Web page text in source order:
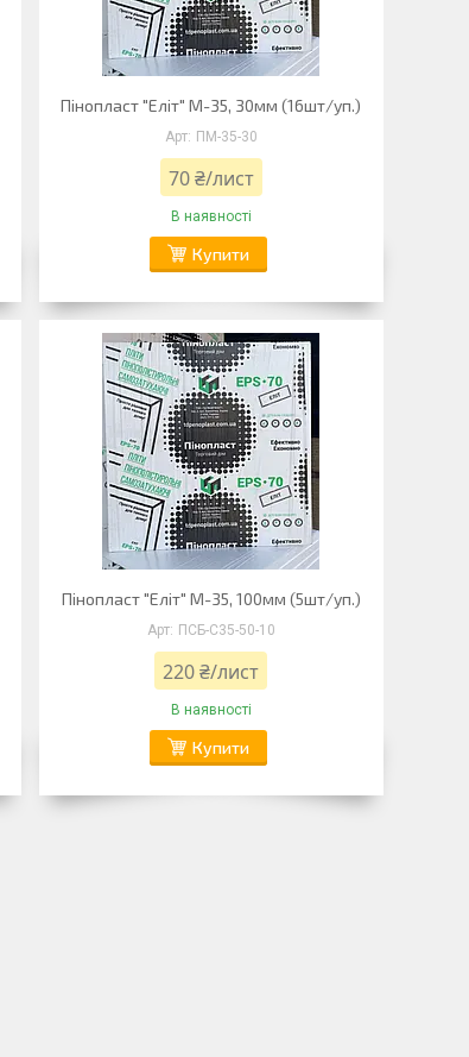
Пінопласт "Еліт" М-35, 30мм (16шт/уп.)
ПМ-35-30
70 ₴/лист
В наявності
Купити
Пінопласт "Еліт" М-35, 100мм (5шт/уп.)
ПСБ-С35-50-10
220 ₴/лист
В наявності
Купити